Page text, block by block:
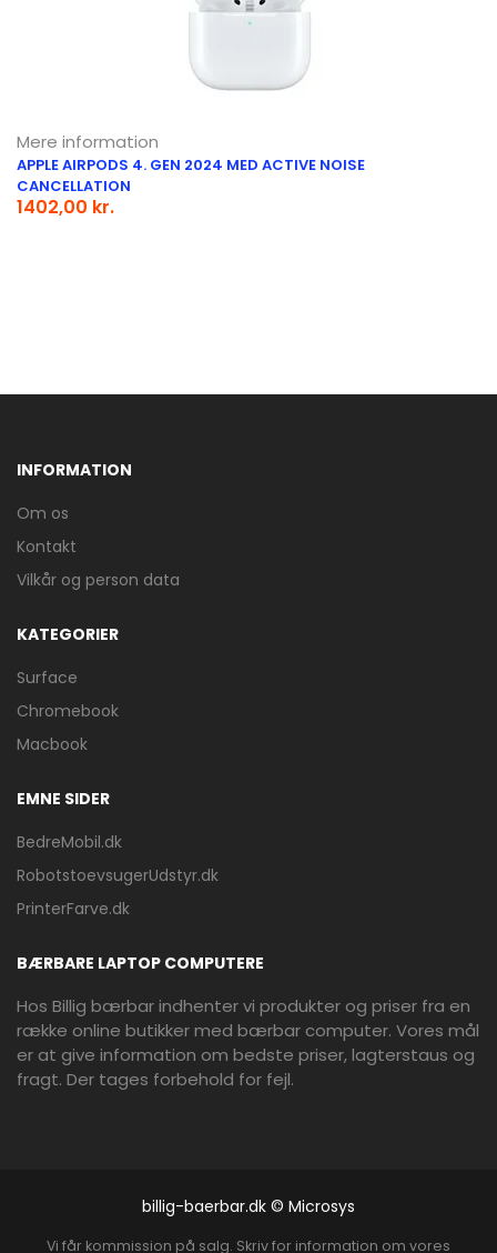
Mere information
APPLE AIRPODS 4. GEN 2024 MED ACTIVE NOISE
CANCELLATION
1402,00 kr.
INFORMATION
Om os
Kontakt
Vilkår og person data
KATEGORIER
Surface
Chromebook
Macbook
EMNE SIDER
BedreMobil.dk
RobotstoevsugerUdstyr.dk
PrinterFarve.dk
BÆRBARE LAPTOP COMPUTERE
Hos Billig bærbar indhenter vi produkter og priser fra en
række online butikker med bærbar computer. Vores mål
er at give information om bedste priser, lagterstaus og
fragt. Der tages forbehold for fejl.
billig-baerbar.dk © Microsys
Vi får kommission på salg. Skriv for information om vores